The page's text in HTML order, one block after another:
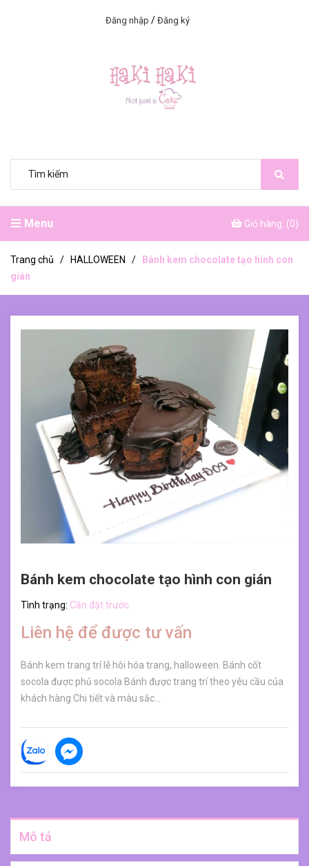
Đăng nhập / Đăng ký
Menu Giỏ hàng: (0)
Trang chủ / HALLOWEEN /
Bánh kem chocolate tạo hình con
gián
Bánh kem chocolate tạo hình con gián
Tình trạng: Cần đặt trước
Liên hệ để được tư vấn
Bánh kem trang trí lễ hôi hóa trang, halloween. Bánh cốt
socola được phủ socola Bánh được trang trí theo yêu cầu của
khách hàng Chi tiết và màu sắc...
Mô tả